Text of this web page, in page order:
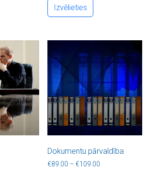
Izvēlieties
Price range: €89.00 through €109.00
Dokumentu pārvaldība
€89.00 – €109.00Price range: